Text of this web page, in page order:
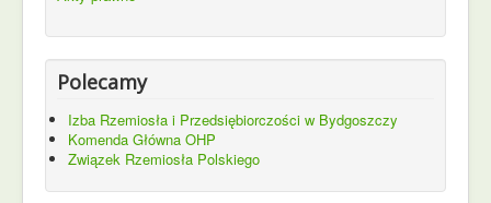
Polecamy
Izba Rzemiosła i Przedsiębiorczości w Bydgoszczy
Komenda Główna OHP
Związek Rzemiosła Polskiego